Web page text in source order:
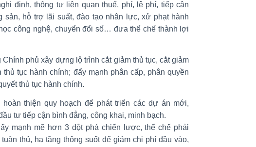
định, thông tư liên quan thuế, phí, lệ phí, tiếp cận
sản, hỗ trợ lãi suất, đào tạo nhân lực, xử phạt hành
công nghệ, chuyển đổi số… đưa thể chế thành lợi
phủ xây dựng lộ trình cắt giảm thủ tục, cắt giảm
tục hành chính; đẩy mạnh phân cấp, phân quyền
thủ tục hành chính.
thiện quy hoạch để phát triển các dự án mới,
tư tiếp cận bình đẳng, công khai, minh bạch.
mạnh mẽ hơn 3 đột phá chiến lược, thể chế phải
thủ, hạ tầng thông suốt để giảm chi phí đầu vào,